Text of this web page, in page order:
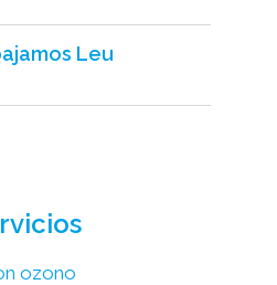
Leu
ozono